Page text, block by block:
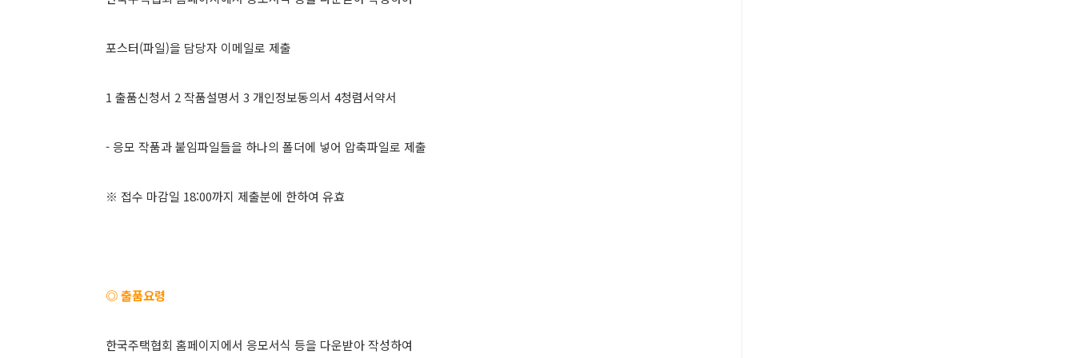
포스터(파일)을 담당자 이메일로 제출
1 출품신청서 2 작품설명서 3 개인정보동의서 4청렴서약서
- 응모 작품과 붙임파일들을 하나의 폴더에 넣어 압축파일로 제출
※ 접수 마감일 18:00까지 제출분에 한하여 유효
◎ 출품요령
한국주택협회 홈페이지에서 응모서식 등을 다운받아 작성하여